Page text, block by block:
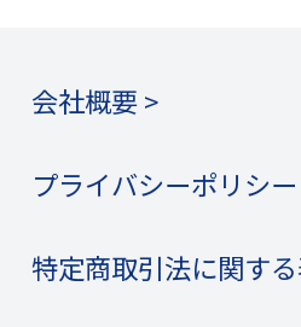
会社概要 >
プライバシーポリシ
特定商取引法に関す